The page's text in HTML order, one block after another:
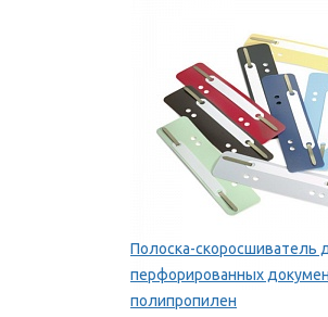
Полоска-скоросшиватель
перфорированных
полипропилен